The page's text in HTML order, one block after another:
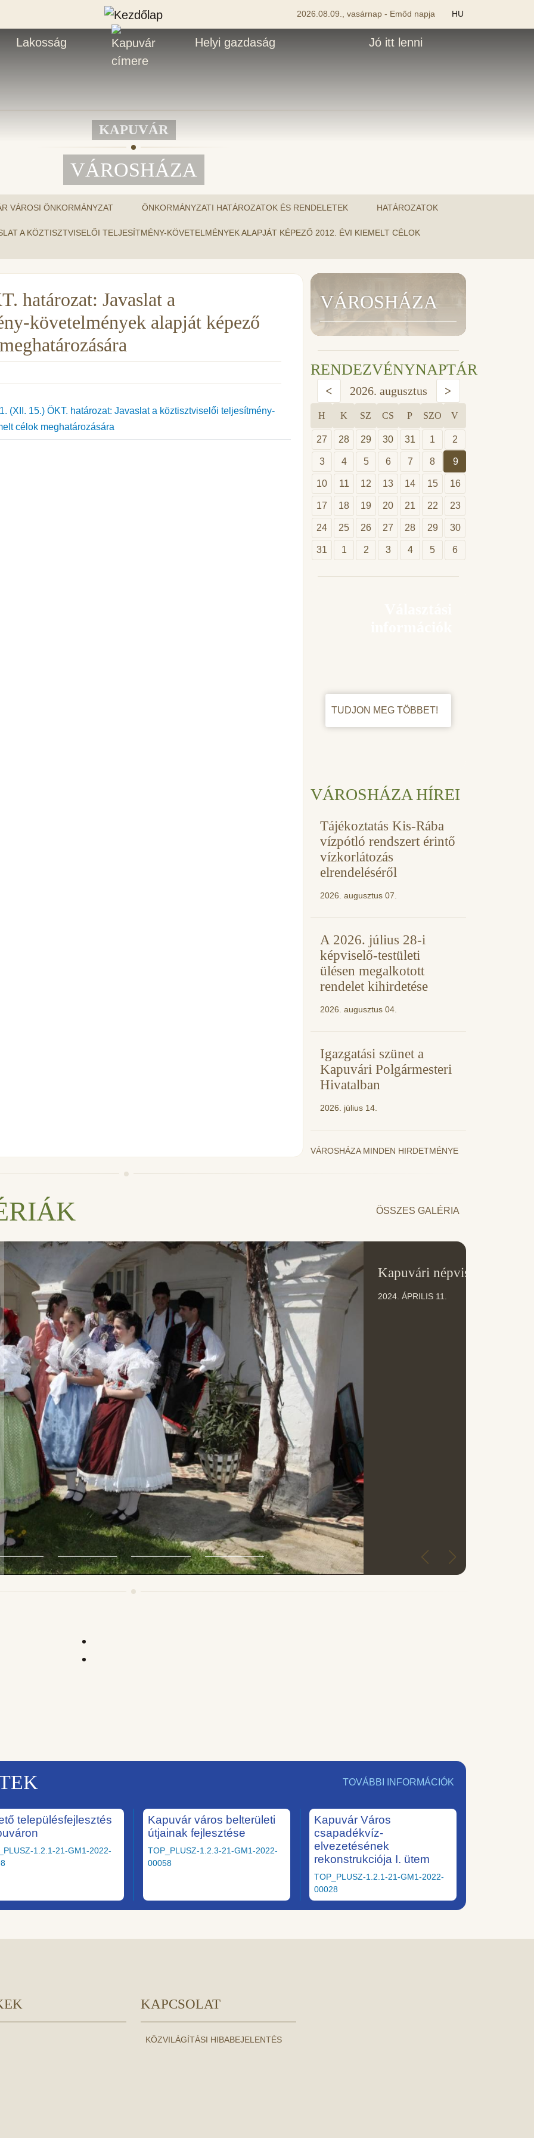
2026.08.09., vasárnap - Emőd napja HU
Lakosság Helyi gazdaság Jó itt lenni
KAPUVÁR
VÁROSHÁZA
VÁROSI ÖNKORMÁNYZAT ÖNKORMÁNYZATI HATÁROZATOK ÉS RENDELETEK
HATÁROZATOK
A KÖZTISZTVISELŐI TELJESÍTMÉNY-KÖVETELMÉNYEK ALAPJÁT KÉPEZŐ 2012. ÉVI KIEMELT CÉLOK
határozat: Javaslat a
követelmények alapját képező
(XII. 15.) ÖKT. határozat: Javaslat a köztisztviselői teljesítmény-
célok meghatározására
VÁROSHÁZA
RENDEZVÉNYNAPTÁR
< 2026. augusztus >
H K SZ CS P SZO V
27 28 29 30 31 1 2
3 4 5 6 7 8 9
10 11 12 13 14 15 16
17 18 19 20 21 22 23
24 25 26 27 28 29 30
31 1 2 3 4 5 6
TUDJON MEG TÖBBET!
VÁROSHÁZA HÍREI
Tájékoztatás Kis-Rába
vízpótló rendszert érintő
vízkorlátozás
elrendeléséről
2026. augusztus 07.
A 2026. július 28-i
képviselő-testületi
ülésen megalkotott
rendelet kihirdetése
2026. augusztus 04.
Igazgatási szünet a
Kapuvári Polgármesteri
Hivatalban
2026. július 14.
VÁROSHÁZA MINDEN HIRDETMÉNYE
ÖSSZES GALÉRIA
Kapuvári népviselet
2024. ÁPRILIS 11.
TOVÁBBI INFORMÁCIÓK
településfejlesztés
1.2.1-21-GM1-2022-
Kapuvár város belterületi
útjainak fejlesztése
TOP_PLUSZ-1.2.3-21-GM1-2022-
00058
Kapuvár Város
csapadékvíz-
elvezetésének
rekonstrukciója I. ütem
TOP_PLUSZ-1.2.1-21-GM1-2022-
00028
KAPCSOLAT
KÖZVILÁGÍTÁSI HIBABEJELENTÉS